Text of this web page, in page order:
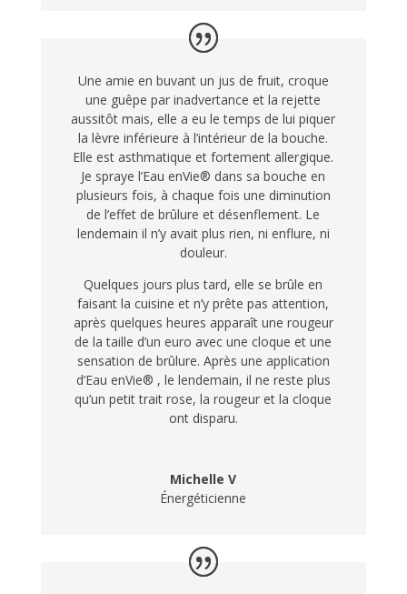
Une amie en buvant un jus de fruit, croque
une guêpe par inadvertance et la rejette
aussitôt mais, elle a eu le temps de lui piquer
la lèvre inférieure à l’intérieur de la bouche.
Elle est asthmatique et fortement allergique.
Je spraye l’Eau enVie® dans sa bouche en
plusieurs fois, à chaque fois une diminution
de l’effet de brûlure et désenflement. Le
lendemain il n’y avait plus rien, ni enflure, ni
douleur.
Quelques jours plus tard, elle se brûle en
faisant la cuisine et n’y prête pas attention,
après quelques heures apparaît une rougeur
de la taille d’un euro avec une cloque et une
sensation de brûlure. Après une application
d’Eau enVie® , le lendemain, il ne reste plus
qu’un petit trait rose, la rougeur et la cloque
ont disparu.
Michelle V
Énergéticienne